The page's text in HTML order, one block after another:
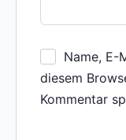
Name, E-
diesem
Kommentar